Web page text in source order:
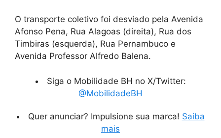
O transporte coletivo foi desviado pela Avenida
Afonso Pena, Rua Alagoas (direita), Rua dos
Timbiras (esquerda), Rua Pernambuco e
Avenida Professor Alfredo Balena.
Siga o Mobilidade BH no X/Twitter:
@MobilidadeBH
Quer anunciar? Impulsione sua marca! Saiba
mais